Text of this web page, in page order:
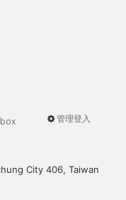
User
管理登入
City 406, Taiwan